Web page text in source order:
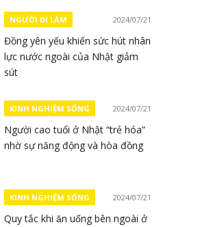
NGƯỜI ĐI LÀM 2024/07/21
Đồng yên yếu khiến sức hút nhân
lực nước ngoài của Nhật giảm
sút
KINH NGHIỆM SỐNG 2024/07/21
Người cao tuổi ở Nhật “trẻ hóa”
nhờ sự năng động và hòa đồng
KINH NGHIỆM SỐNG 2024/07/21
Quy tắc khi ăn uống bên ngoài ở